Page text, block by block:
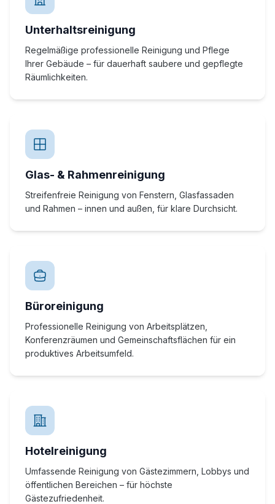
Unterhaltsreinigung
Regelmäßige professionelle Reinigung und Pflege
Ihrer Gebäude – für dauerhaft saubere und gepflegte
Räumlichkeiten.
Glas- & Rahmenreinigung
Streifenfreie Reinigung von Fenstern, Glasfassaden
und Rahmen – innen und außen, für klare Durchsicht.
Büroreinigung
Professionelle Reinigung von Arbeitsplätzen,
Konferenzräumen und Gemeinschaftsflächen für ein
produktives Arbeitsumfeld.
Hotelreinigung
Umfassende Reinigung von Gästezimmern, Lobbys und
öffentlichen Bereichen – für höchste
Gästezufriedenheit.